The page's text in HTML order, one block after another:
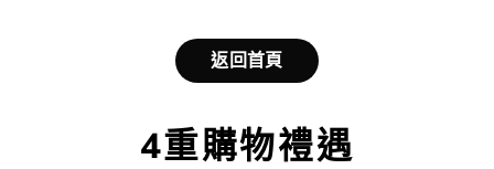
返回首頁
4重購物禮遇